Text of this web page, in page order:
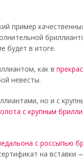
пример
будет в итоге.
как в
невесты.
но и с
с крупным
с россыпью
на